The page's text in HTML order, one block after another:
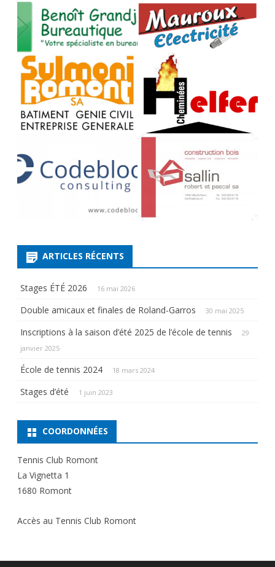
ARTICLES RÉCENTS
Stages ÉTÉ 2026 16 mai 2026
Double amicaux et finales de Roland-Garros 30 mai 2025
Inscriptions à la saison d’été 2025 de l’école de tennis
29
janvier 2025
École de tennis 2024 18 mars 2024
Stages d’été 1 juin 2023
COORDONNÉES
Tennis Club Romont
La Vignetta 1
1680 Romont
Accès au Tennis Club Romont